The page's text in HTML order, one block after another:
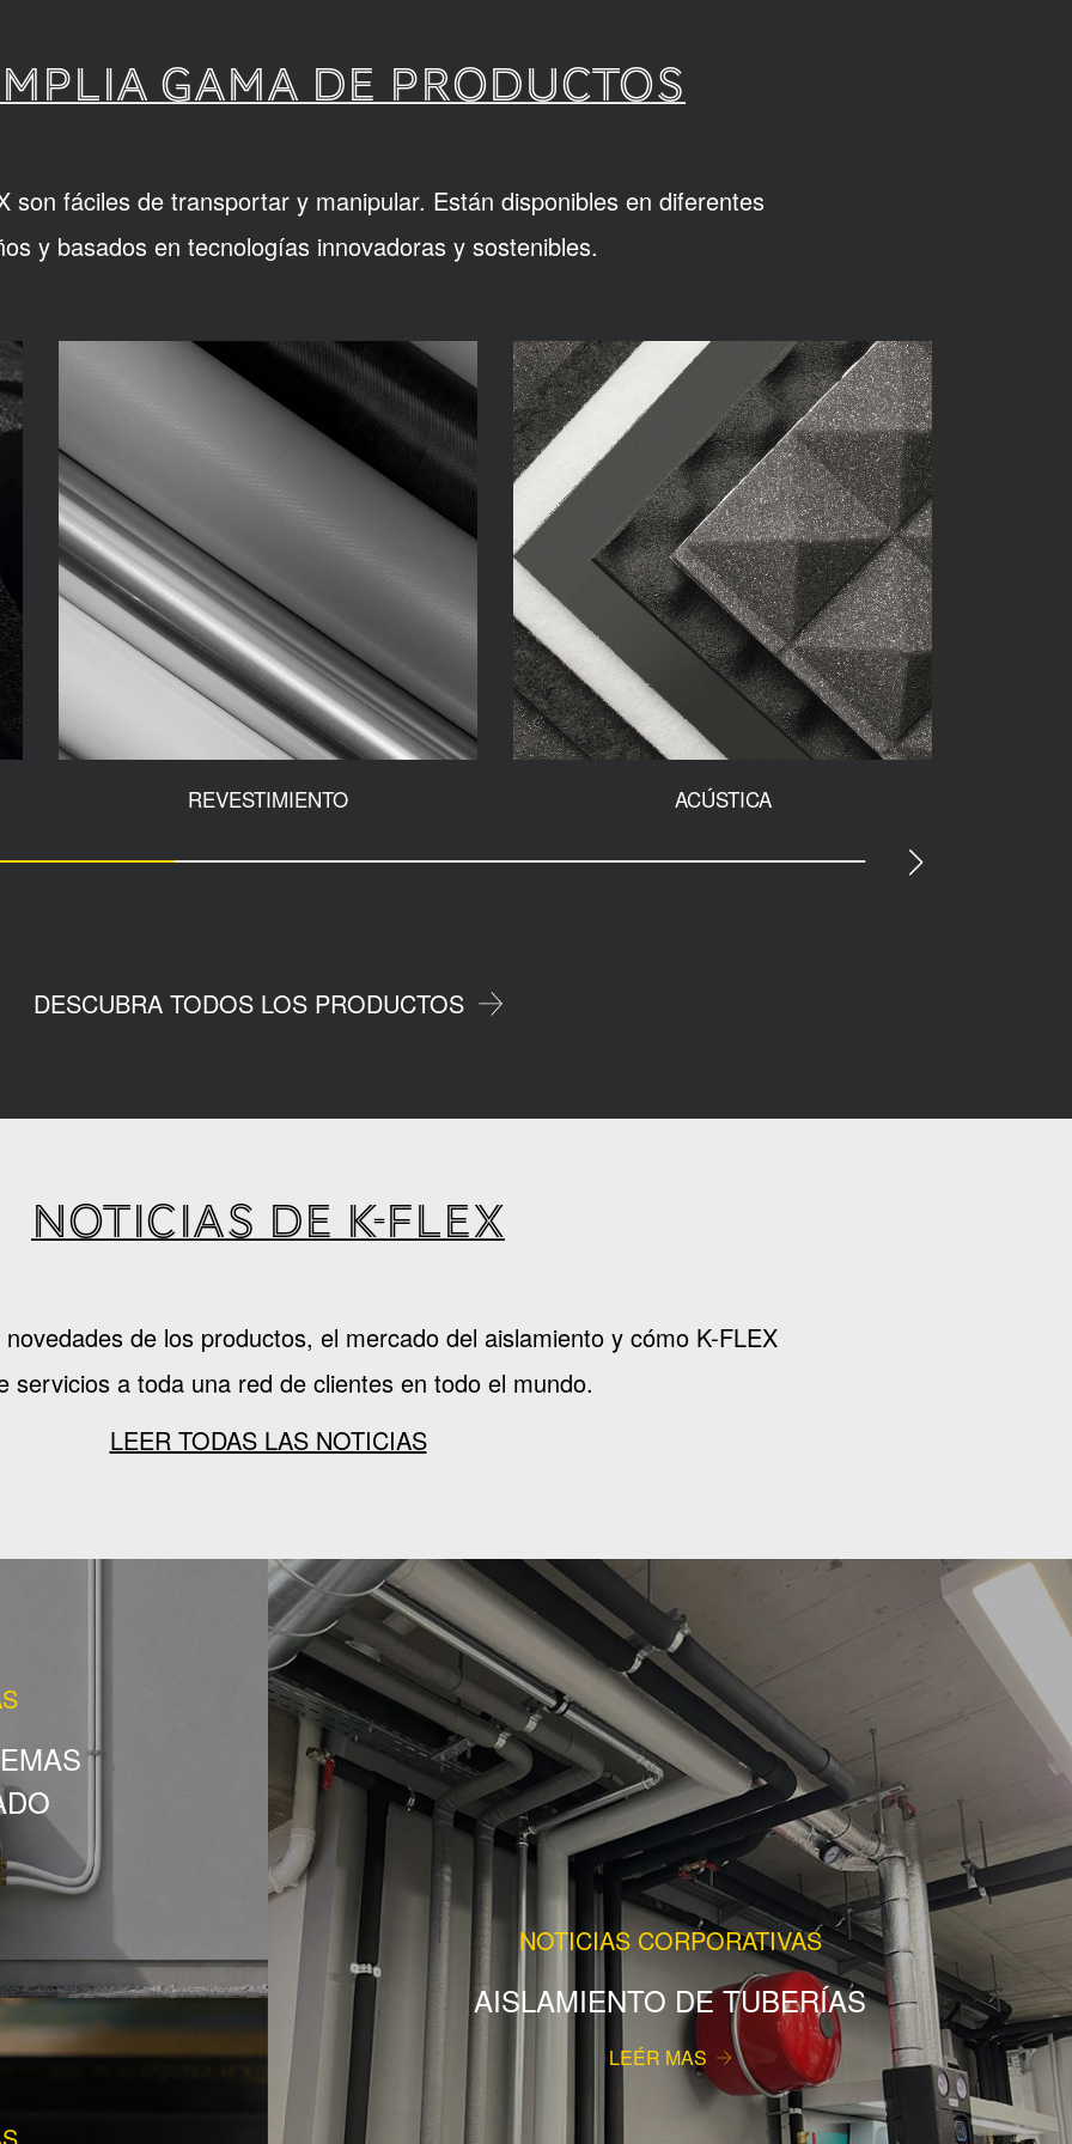
GAMA DE PRODUCTOS
son fáciles de transportar y manipular. Están disponibles en diferentes
y basados en tecnologías innovadoras y sostenibles.
REVESTIMIENTO ACÚSTICA
DESCUBRA TODOS LOS PRODUCTOS
NOTICIAS DE K-FLEX
de los productos, el mercado del aislamiento y cómo K-FLEX
servicios a toda una red de clientes en todo el mundo.
LEER TODAS LAS NOTICIAS
NOTICIAS CORPORATIVAS
AISLAMIENTO DE TUBERÍAS
LEÉR MAS